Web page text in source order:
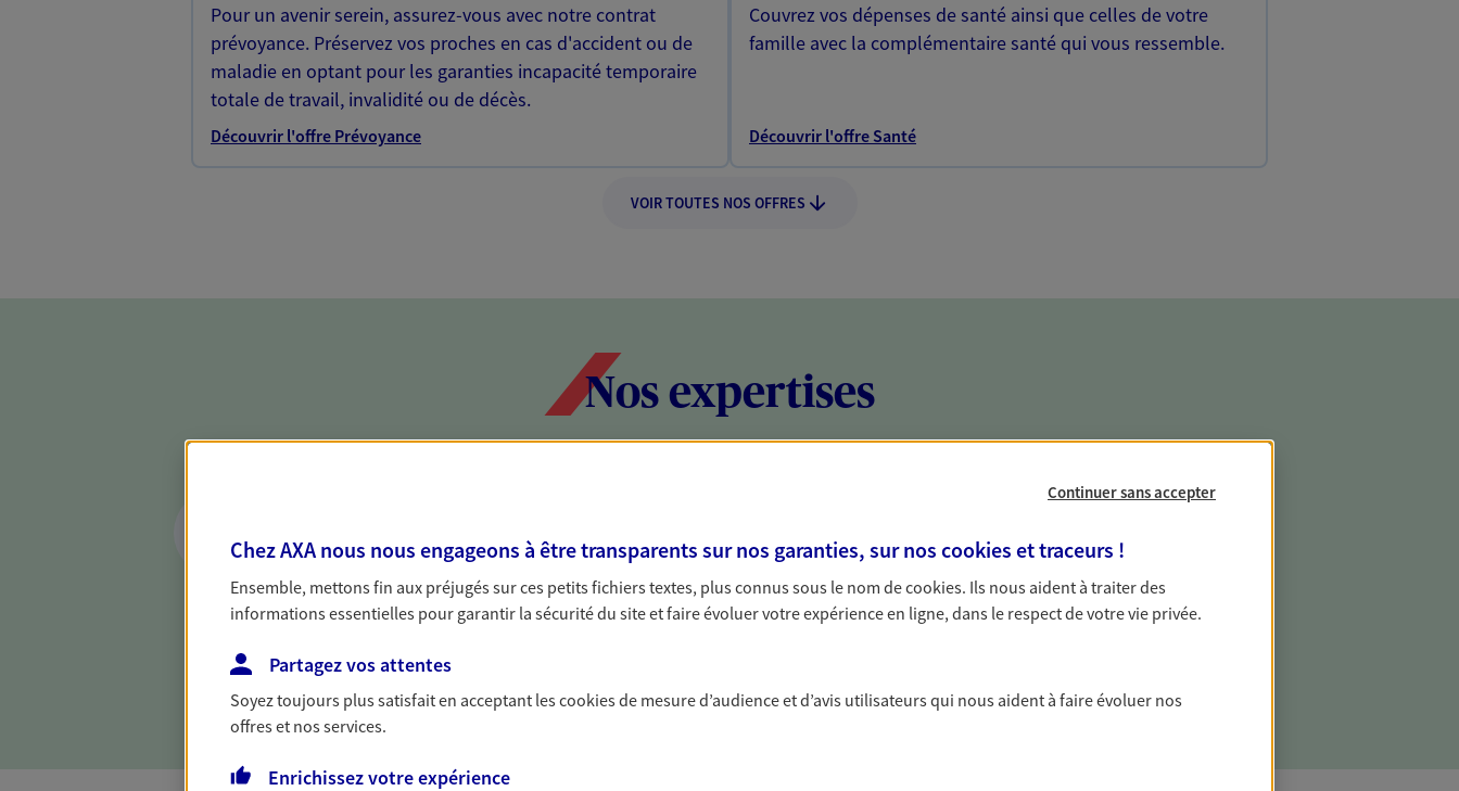
Pour un avenir serein, assurez-vous avec notre contrat
prévoyance. Préservez vos proches en cas d'accident ou de
maladie en optant pour les garanties incapacité temporaire
totale de travail, invalidité ou de décès.
Découvrir l'offre Prévoyance
Couvrez vos dépenses de santé ainsi que celles de votre
famille avec la complémentaire santé qui vous ressemble.
Découvrir l'offre Santé
VOIR TOUTES NOS OFFRES
Nos expertises
de votre situation
Parce qu'avant de définir une stratégie, il est nécessaire
d'établir un bon diagnostic, nous vous accompagnons pour
solide pour vous formuler des conseils cohérents avec vos
Protéger votre vie professionnelle et
votre vie privée
Nous sommes à votre écoute pour vous proposer des
solutions assurantielles couvrant les risques liés à votre
Continuer sans accepter
Chez AXA nous nous engageons à être transparents sur nos garanties, sur nos cookies et traceurs !
Ensemble, mettons fin aux préjugés sur ces petits fichiers textes, plus connus sous le nom decookies. Ils nous aident à traiter des
informations essentielles pour garantir la sécurité du site et faire évoluer votre expérience en ligne, dans le respect de votre vie privée.
Partagez vos attentes
Soyez toujours plus satisfait en acceptant lescookiesde mesure d’audience et d’avis utilisateurs qui nous aident à faire évoluer nos
offres et nos services.
Enrichissez votre expérience